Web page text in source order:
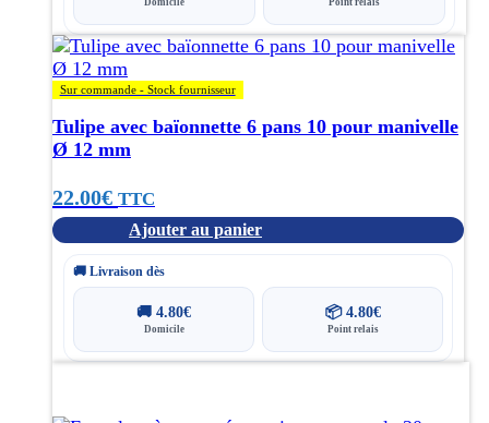
Domicile Point relais
Sur commande - Stock fournisseur
Tulipe avec baïonnette 6 pans 10 pour manivelle
Ø 12 mm
22.00€ TTC
Ajouter au panier
🚚 Livraison dès
🚚4.80€
Domicile
📦 4.80€
Point relais